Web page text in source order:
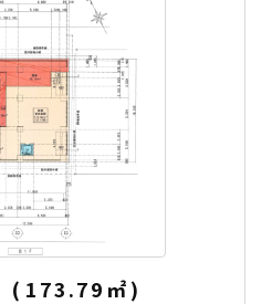
( 173.79 ㎡)